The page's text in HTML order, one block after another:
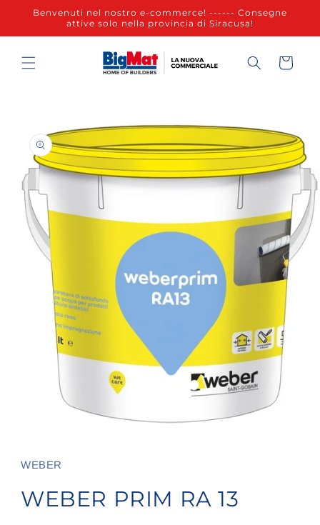
direttamente
ai contenuti
Benvenuti nel nostro e-commerce! ------ Consegne
attive solo nella provincia di Siracusa!
Carrello
informazioni
sul prodotto
1
in
modale
WEBER
WEBER PRIM RA 13